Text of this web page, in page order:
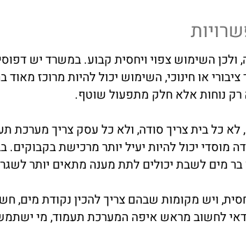
צפוי ויחסית קבוע. במשרד יש דפוסי
חינוכי, השימוש יכול להיות מרוכז מאוד
אלא חלק מתפעול שוטף.
צריך סודה, ולא כל עסק צריך מערכת
יכול להיות יעיל יותר מרכישת בקבוקים.
מים לשבת יכולים לתת מענה מתאים יותר